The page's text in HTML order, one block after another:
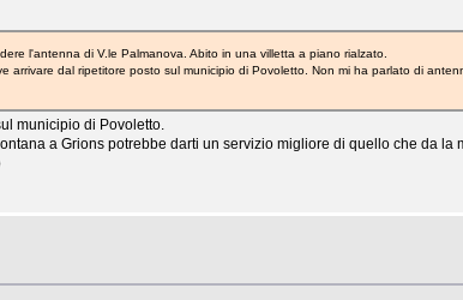
l'antenna di V.le Palmanova. Abito in una villetta a piano rialzato.
arrivare dal ripetitore posto sul municipio di Povoletto. Non mi ha parlato di
municipio di Povoletto.
a Grions potrebbe darti un servizio migliore di quello che da